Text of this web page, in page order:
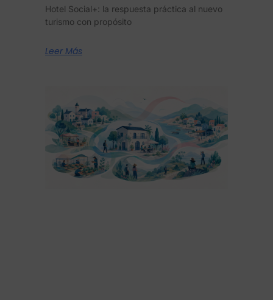
Hotel Social+: la respuesta práctica al nuevo
turismo con propósito
Leer Más